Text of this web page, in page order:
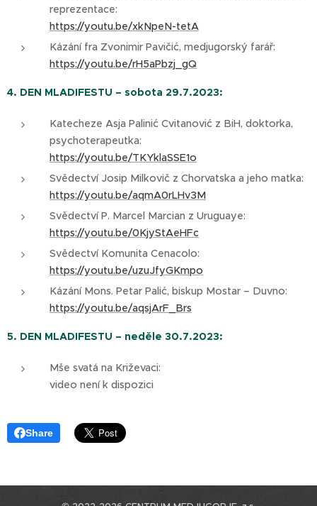
reprezentace:
https://youtu.be/xkNpeN-tetA
Kázání fra Zvonimir Pavičić, medjugorský farář:
https://youtu.be/rH5aPbzj_gQ
4. DEN MLADIFESTU – sobota 29.7.2023:
Katecheze Asja Palinić Cvitanović z BiH, doktorka,
psychoterapeutka:
https://youtu.be/TKYklaSSE1o
Svědectví Josip Milkovič z Chorvatska a jeho matka:
https://youtu.be/aqmA0rLHv3M
Svědectví P. Marcel Marcian z Uruguaye:
https://youtu.be/0KjyStAeHFc
Svědectví Komunita Cenacolo:
https://youtu.be/uzuJfyGKmpo
Kázání Mons. Petar Palić, biskup Mostar – Duvno:
https://youtu.be/aqsjArF_Brs
5. DEN MLADIFESTU – neděle 30.7.2023:
Mše svatá na Križevaci:
video není k dispozici
Share